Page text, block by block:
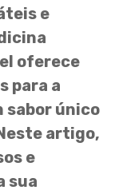
e
oferece
para a
sabor único
artigo,
e
sua